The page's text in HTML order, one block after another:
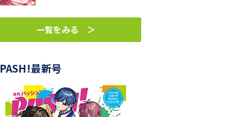
一覧をみる ＞
PASH!最新号